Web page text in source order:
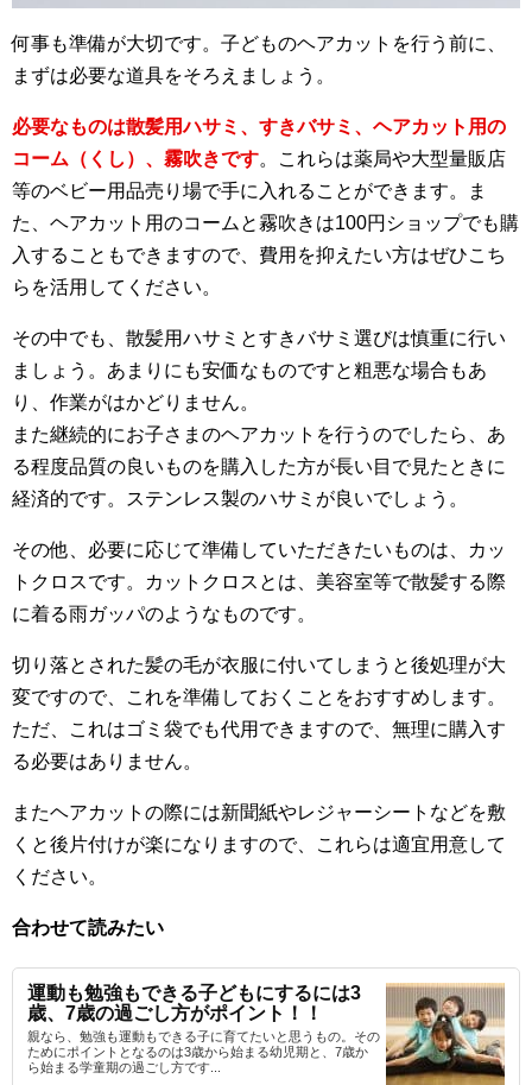
何事も準備が大切です。子どものヘアカットを行う前に、
まずは必要な道具をそろえましょう。
必要なものは散髪用ハサミ、すきバサミ、ヘアカット用の
コーム（くし）、霧吹きです。これらは薬局や大型量販店
等のベビー用品売り場で手に入れることができます。ま
た、ヘアカット用のコームと霧吹きは100円ショップでも購
入することもできますので、費用を抑えたい方はぜひこち
らを活用してください。
その中でも、散髪用ハサミとすきバサミ選びは慎重に行い
ましょう。あまりにも安価なものですと粗悪な場合もあ
り、作業がはかどりません。
また継続的にお子さまのヘアカットを行うのでしたら、あ
る程度品質の良いものを購入した方が長い目で見たときに
経済的です。ステンレス製のハサミが良いでしょう。
その他、必要に応じて準備していただきたいものは、カッ
トクロスです。カットクロスとは、美容室等で散髪する際
に着る雨ガッパのようなものです。
切り落とされた髪の毛が衣服に付いてしまうと後処理が大
変ですので、これを準備しておくことをおすすめします。
ただ、これはゴミ袋でも代用できますので、無理に購入す
る必要はありません。
またヘアカットの際には新聞紙やレジャーシートなどを敷
くと後片付けが楽になりますので、これらは適宜用意して
ください。
合わせて読みたい
運動も勉強もできる子どもにするには3
歳、7歳の過ごし方がポイント！！
親なら、勉強も運動もできる子に育てたいと思うもの。その
ためにポイントとなるのは3歳から始まる幼児期と、7歳か
ら始まる学童期の過ごし方です...